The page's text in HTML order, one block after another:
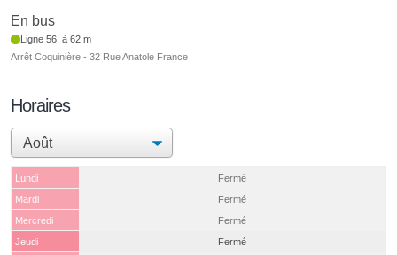
En bus
Ligne 56, à 62 m
Arrêt Coquinière - 32 Rue Anatole France
Horaires
Lundi
Fermé
Mardi
Fermé
Mercredi
Fermé
Jeudi
Fermé